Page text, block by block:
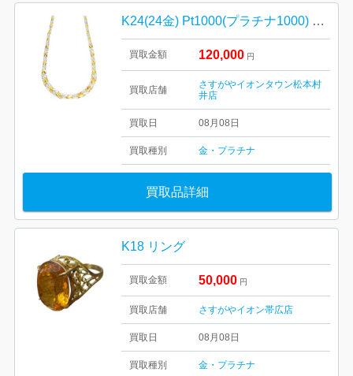
K24(24金) Pt1000(プラチナ1000) コンビネックレス
買取金額 120,000 円
買取店舗
さすがやイオンタウン松本村
井店
買取日 08月08日
買取種別 金・プラチナ
買取品詳細
K18 リング
買取金額 50,000 円
買取店舗 さすがやイオン帯広店
買取日 08月08日
買取種別 金・プラチナ